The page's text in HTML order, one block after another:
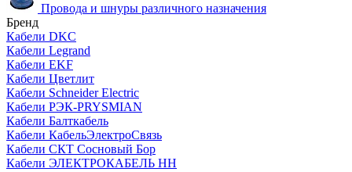
Провода и шнуры различного назначения
Бренд
Кабели DKC
Кабели Legrand
Кабели EKF
Кабели Цветлит
Кабели Schneider Electric
Кабели РЭК-PRYSMIAN
Кабели Балткабель
Кабели КабельЭлектроСвязь
Кабели СКТ Сосновый Бор
Кабели ЭЛЕКТРОКАБЕЛЬ НН